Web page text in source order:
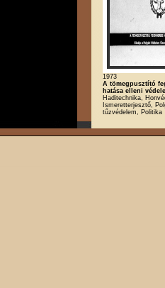
1973
A tömegpusztító
hatása elleni
Haditechnika,
Ismeretterjesztő,
tűzvédelem, Politika